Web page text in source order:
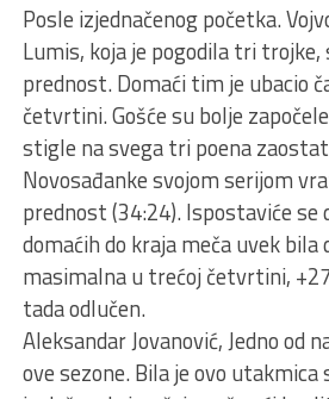
Posle izjednačenog početka.
Lumis, koja je pogodila tri
prednost. Domaći tim je ubacio
četvrtini. Gošće su bolje
stigle na svega tri poena
Novosađanke svojom serijom
prednost (34:24). Ispostaviće se
domaćih do kraja meča uvek bila
masimalna u trećoj četvrtini,
tada odlučen.
Aleksandar Jovanović, Jedno od
ove sezone. Bila je ovo